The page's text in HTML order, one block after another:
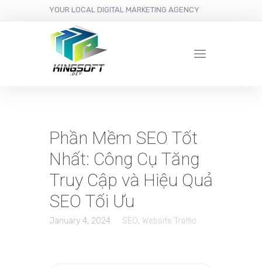
YOUR LOCAL DIGITAL MARKETING AGENCY
Phần Mềm SEO Tốt
Nhất: Công Cụ Tăng
Truy Cập và Hiệu Quả
SEO Tối Ưu
January 4, 2024 SEO, Website Traffic